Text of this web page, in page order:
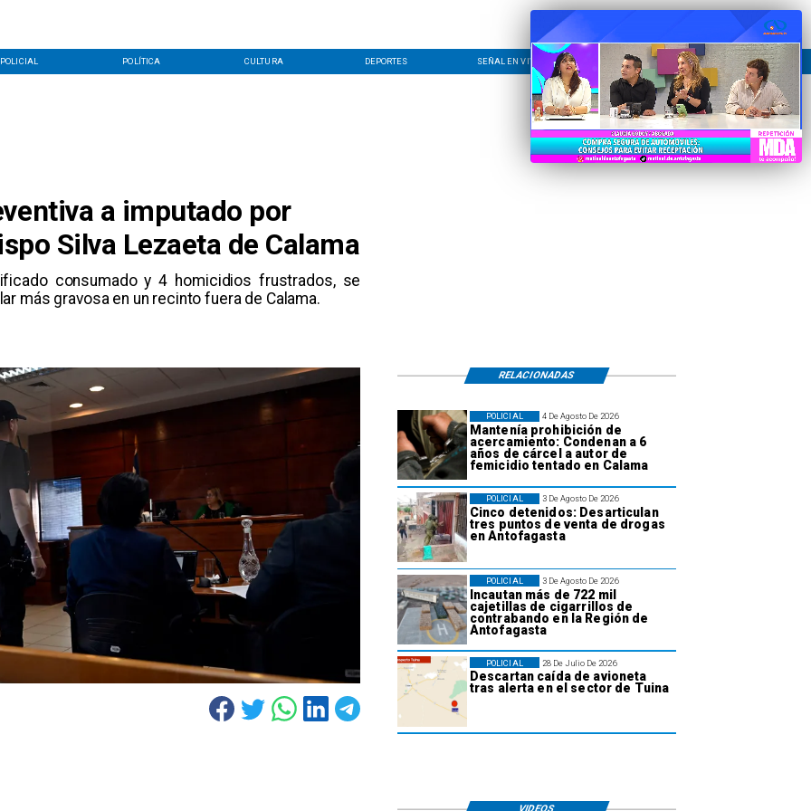
POLICIAL POLÍTICA CULTURA DEPORTES SEÑAL EN VIVO CONTACTO LÍNEA EDITORIAL
a imputado por
Silva Lezaeta de Calama
consumado y 4 homicidios frustrados, se
más gravosa en un recinto fuera de Calama.
4 De Agosto De 2026
Mantenía prohibición de
acercamiento: Condenan a 6
años de cárcel a autor de
femicidio tentado en Calama
POLICIAL
3 De Agosto De 2026
Cinco detenidos: Desarticulan
tres puntos de venta de drogas
en Antofagasta
POLICIAL
3 De Agosto De 2026
Incautan más de 722 mil
cajetillas de cigarrillos de
contrabando en la Región de
Antofagasta
POLICIAL
28 De Julio De 2026
Descartan caída de avioneta
tras alerta en el sector de Tuina
POLICIAL
RELACIONADAS